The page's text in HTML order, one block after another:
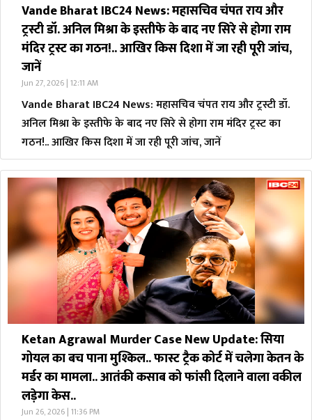
Vande Bharat IBC24 News: महासचिव चंपत राय और
ट्रस्टी डॉ. अनिल मिश्रा के इस्तीफे के बाद नए सिरे से होगा राम
मंदिर ट्रस्ट का गठन!.. आखिर किस दिशा में जा रही पूरी जांच,
जानें
Jun 27, 2026 | 12:11 AM
Vande Bharat IBC24 News: महासचिव चंपत राय और ट्रस्टी डॉ.
अनिल मिश्रा के इस्तीफे के बाद नए सिरे से होगा राम मंदिर ट्रस्ट का
गठन!.. आखिर किस दिशा में जा रही पूरी जांच, जानें
Ketan Agrawal Murder Case New Update: सिया
गोयल का बच पाना मुश्किल.. फास्ट ट्रैक कोर्ट में चलेगा केतन के
मर्डर का मामला.. आतंकी कसाब को फांसी दिलाने वाला वकील
लड़ेगा केस..
Jun 26, 2026 | 11:36 PM